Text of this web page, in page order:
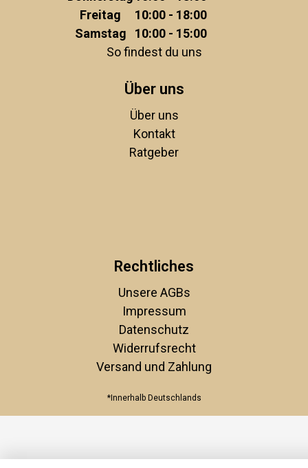
Freitag
10:00 - 18:00
Samstag
10:00 - 15:00
So findest du uns
Über uns
Über uns
Kontakt
Ratgeber
Rechtliches
Unsere AGBs
Impressum
Datenschutz
Widerrufsrecht
Versand und Zahlung
*Innerhalb Deutschlands